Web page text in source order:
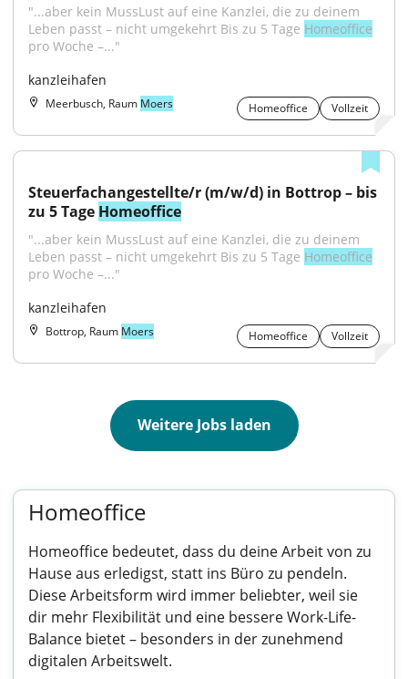
"...aber kein MussLust auf eine Kanzlei, die zu deinem
Leben passt – nicht umgekehrt Bis zu 5 Tage Homeoffice
pro Woche –..."
kanzleihafen
Meerbusch, Raum Moers Homeoffice Vollzeit
Steuerfachangestellte/r (m/w/d) in Bottrop – bis
zu 5 Tage Homeoffice
"...aber kein MussLust auf eine Kanzlei, die zu deinem
Leben passt – nicht umgekehrt Bis zu 5 Tage Homeoffice
pro Woche –..."
kanzleihafen
Bottrop, Raum Moers Homeoffice Vollzeit
Weitere Jobs laden
Homeoffice
Homeoffice bedeutet, dass du deine Arbeit von zu
Hause aus erledigst, statt ins Büro zu pendeln.
Diese Arbeitsform wird immer beliebter, weil sie
dir mehr Flexibilität und eine bessere Work-Life-
Balance bietet – besonders in der zunehmend
digitalen Arbeitswelt.